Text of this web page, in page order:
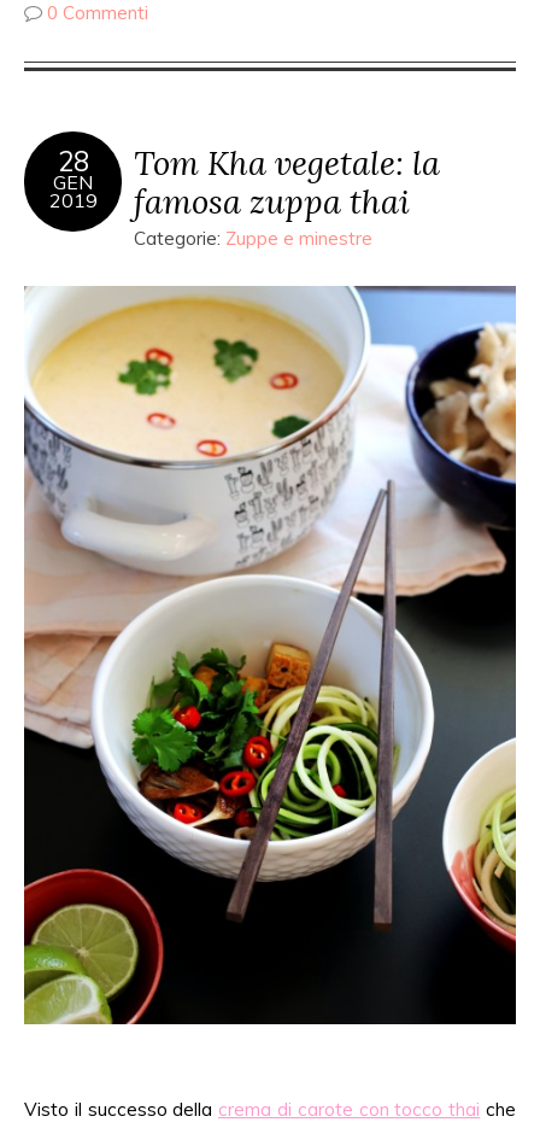
0 Commenti
28
GEN
2019
Tom Kha vegetale: la
famosa zuppa thai
Categorie: Zuppe e minestre
Visto il successo della crema di carote con tocco thai che